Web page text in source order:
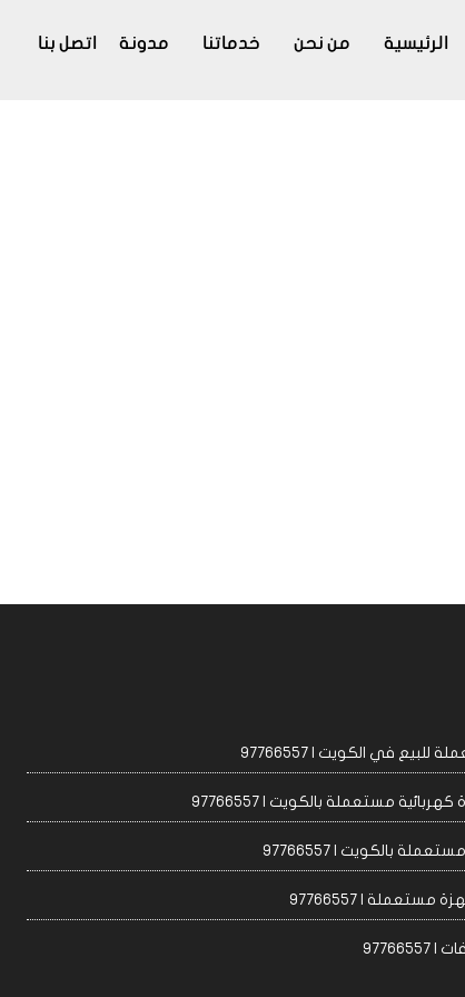
الرئيسية من نحن خدماتنا مدونة اتصل بنا
في الكويت | 97766557
مستعملة بالكويت | 97766557
بالكويت | 97766557
مستعملة | 97766557